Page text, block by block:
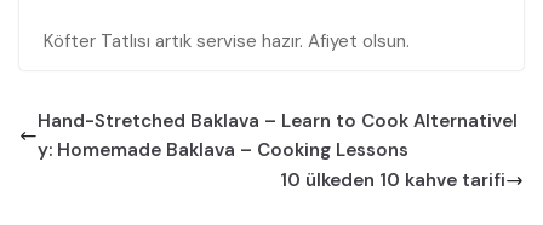
Köfter Tatlısı artık servise hazır. Afiyet olsun.
Hand-Stretched Baklava – Learn to Cook Alternativel
y: Homemade Baklava – Cooking Lessons
10 ülkeden 10 kahve tarifi